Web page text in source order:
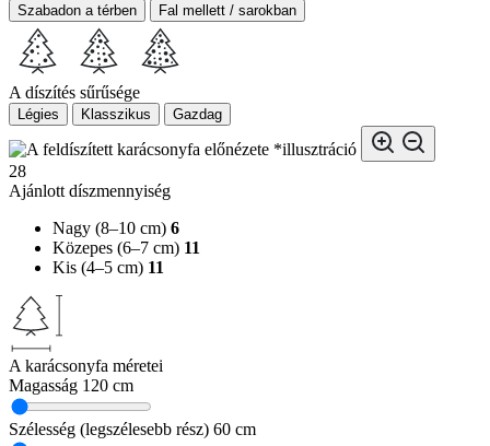
Szabadon a térben Fal mellett / sarokban
A díszítés sűrűsége
Légies Klasszikus Gazdag
*illusztráció
28
Ajánlott díszmennyiség
Nagy (8–10 cm) 6
Közepes (6–7 cm) 11
Kis (4–5 cm) 11
A karácsonyfa méretei
Magasság 120 cm
Szélesség (legszélesebb rész) 60 cm